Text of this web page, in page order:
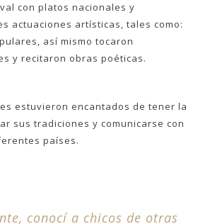
con platos nacionales y
actuaciones artísticas, tales como:
así mismo tocaron
y recitaron obras poéticas.
estuvieron encantados de tener la
sus tradiciones y comunicarse con
países.
conocí a chicos de otras